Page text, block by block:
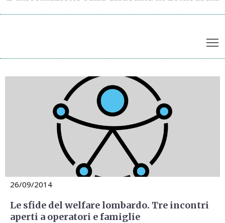
Archivio notizie
26/09/2014
Le sfide del welfare lombardo. Tre incontri
aperti a operatori e famiglie